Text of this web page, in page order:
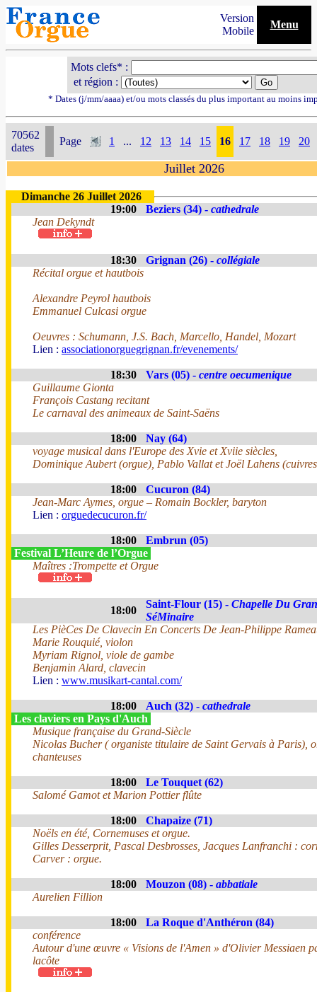
Version
Mobile
Menu
Mots clefs* :
et région :
* Dates (j/mm/aaaa) et/ou mots classés du plus important au moins
70562
dates
Page 1 ... 12 13 14 15 16 17 18 19 20
Juillet 2026
Dimanche 26 Juillet 2026
19:00
Beziers (34) - cathedrale
Jean Dekyndt
18:30 Grignan (26) - collégiale
Récital orgue et hautbois
Alexandre Peyrol hautbois
Emmanuel Culcasi orgue
Oeuvres : Schumann, J.S. Bach, Marcello, Handel, Mozart
Lien : associationorguegrignan.fr/evenements/
18:30 Vars (05) - centre oecumenique
Guillaume Gionta
François Castang recitant
Le carnaval des animeaux de Saint-Saëns
18:00
Nay (64)
voyage musical dans l'Europe des Xvie et Xviie siècles,
Dominique Aubert (orgue), Pablo Vallat et Joël Lahens
18:00
Cucuron (84)
Jean-Marc Aymes, orgue – Romain Bockler, baryton
Lien : orguedecucuron.fr/
18:00
Embrun (05)
Festival L’Heure de l’Orgue
Maîtres :Trompette et Orgue
18:00
Saint-Flour (15) - Chapelle Du
SéMinaire
Les PièCes De Clavecin En Concerts De Jean-Philippe
Marie Rouquié, violon
Myriam Rignol, viole de gambe
Benjamin Alard, clavecin
Lien : www.musikart-cantal.com/
18:00 Auch (32) - cathedrale
Les claviers en Pays d'Auch
Musique française du Grand-Siècle
Nicolas Bucher ( organiste titulaire de Saint Gervais à Paris),
chanteuses
18:00
Le Touquet (62)
Salomé Gamot et Marion Pottier flûte
18:00
Chapaize (71)
Noëls en été, Cornemuses et orgue.
Gilles Desserprit, Pascal Desbrosses, Jacques Lanfranchi :
Carver : orgue.
18:00 Mouzon (08) - abbatiale
Aurelien Fillion
18:00
La Roque d'Anthéron (84)
conférence
Autour d'une œuvre « Visions de l'Amen » d'Olivier Messiaen
lacôte